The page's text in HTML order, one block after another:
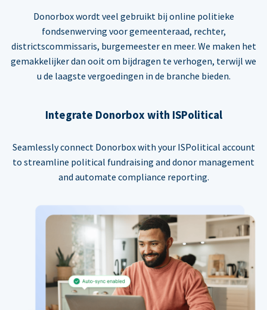
Donorbox wordt veel gebruikt bij online politieke
fondsenwerving voor gemeenteraad, rechter,
districtscommissaris, burgemeester en meer. We maken het
gemakkelijker dan ooit om bijdragen te verhogen, terwijl we
u de laagste vergoedingen in de branche bieden.
Integrate Donorbox with ISPolitical
Seamlessly connect Donorbox with your ISPolitical account
to streamline political fundraising and donor management
and automate compliance reporting.